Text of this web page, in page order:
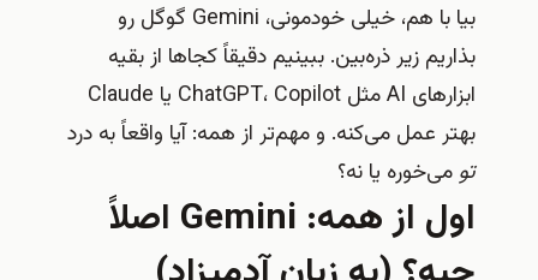
بیا با هم، خیلی خودمونی، Gemini گوگل رو
بذاریم زیر ذره‌بین. ببینیم دقیقاً کجاها از بقیه
ابزارهای AI مثل ChatGPT، Copilot یا Claude
بهتر عمل می‌کنه. و مهم‌تر از همه: آیا واقعاً به درد
تومی‌خوره یا نه؟
اول از همه: Gemini اصلاً